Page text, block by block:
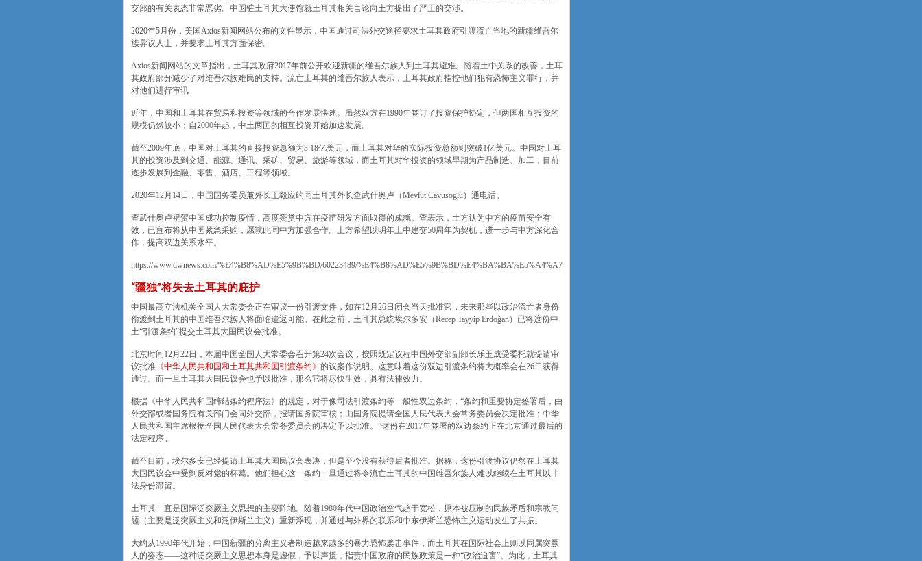
交部的有关表态非常恶劣。中国驻土耳其大使馆就土耳其相关言论向土方提出了严正的交涉。
2020年5月份，美国Axios新闻网站公布的文件显示，中国通过司法外交途径要求土耳其政府引渡流亡当地的新疆维吾尔
族异议人士，并要求土耳其方面保密。
Axios新闻网站的文章指出，土耳其政府2017年前公开欢迎新疆的维吾尔族人到土耳其避难。随着土中关系的改善，土耳
其政府部分减少了对维吾尔族难民的支持。流亡土耳其的维吾尔族人表示，土耳其政府指控他们犯有恐怖主义罪行，并
对他们进行审讯
近年，中国和土耳其在贸易和投资等领域的合作发展快速。虽然双方在1990年签订了投资保护协定，但两国相互投资的
规模仍然较小；自2000年起，中土两国的相互投资开始加速发展。
截至2009年底，中国对土耳其的直接投资总额为3.18亿美元，而土耳其对华的实际投资总额则突破1亿美元。中国对土耳
其的投资涉及到交通、能源、通讯、采矿、贸易、旅游等领域，而土耳其对华投资的领域早期为产品制造、加工，目前
逐步发展到金融、零售、酒店、工程等领域。
2020年12月14日，中国国务委员兼外长王毅应约同土耳其外长查武什奥卢（Mevlut Cavusoglu）通电话。
查武什奥卢祝贺中国成功控制疫情，高度赞赏中方在疫苗研发方面取得的成就。查表示，土方认为中方的疫苗安全有
效，已宣布将从中国紧急采购，愿就此同中方加强合作。土方希望以明年土中建交50周年为契机，进一步与中方深化合
作，提高双边关系水平。
https://www.dwnews.com/%E4%B8%AD%E5%9B%BD/60223489/
“疆独”将失去土耳其的庇护
中国最高立法机关全国人大常委会正在审议一份引渡文件，如在12月26日闭会当天批准它，未来那些以政治流亡者身份
偷渡到土耳其的中国维吾尔族人将面临遣返可能。在此之前，土耳其总统埃尔多安（Recep Tayyip Erdoğan）已将这份中
土“引渡条约”提交土耳其大国民议会批准。
北京时间12月22日，本届中国全国人大常委会召开第24次会议，按照既定议程中国外交部副部长乐玉成受委托就提请审
议批准《中华人民共和国和土耳其共和国引渡条约》 的议案作说明。这意味着这份双边引渡条约将大概率会在26日获得
通过。而一旦土耳其大国民议会也予以批准，那么它将尽快生效，具有法律效力。
根据《中华人民共和国缔结条约程序法》的规定，对于像司法引渡条约等一般性双边条约，“条约和重要协定签署后，由
外交部或者国务院有关部门会同外交部，报请国务院审核；由国务院提请全国人民代表大会常务委员会决定批准；中华
人民共和国主席根据全国人民代表大会常务委员会的决定予以批准。”这份在2017年签署的双边条约正在北京通过最后的
法定程序。
截至目前，埃尔多安已经提请土耳其大国民议会表决，但是至今没有获得后者批准。据称，这份引渡协议仍然在土耳其
大国民议会中受到反对党的杯葛。他们担心这一条约一旦通过将令流亡土耳其的中国维吾尔族人难以继续在土耳其以非
法身份滞留。
土耳其一直是国际泛突厥主义思想的主要阵地。随着1980年代中国政治空气趋于宽松，原本被压制的民族矛盾和宗教问
题（主要是泛突厥主义和泛伊斯兰主义）重新浮现，并通过与外界的联系和中东伊斯兰恐怖主义运动发生了共振。
大约从1990年代开始，中国新疆的分离主义者制造越来越多的暴力恐怖袭击事件，而土耳其在国际社会上则以同属突厥
人的姿态——这种泛突厥主义思想本身是虚假，予以声援，指责中国政府的民族政策是一种“政治迫害”。为此，土耳其